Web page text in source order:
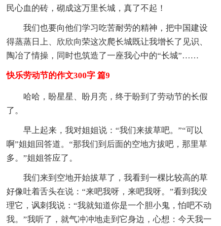
民心血的砖，砌成这万里长城，真了不起！
我们也要向他们学习吃苦耐劳的精神，把中国建设
得蒸蒸日上、欣欣向荣这次爬长城既让我增长了见识、
陶冶了情操，同时也筑造了一座我心中的“长城”……
快乐劳动节的作文300字 篇9
哈哈，盼星星、盼月亮，终于盼到了劳动节的长假
了。
早上起来，我对姐姐说：“我们来拔草吧。”“可以
啊”姐姐回答道。“那我们到后面的空地方拔吧，那里草
多。”姐姐答应了。
我们来到空地开始拔草了，我看到一棵比较高的草
好像吐着舌头在说：“来吧我呀，来吧我呀。”看到我没
理它，讽刺我说：“我就知道你是一个胆小鬼，怕吧不动
我。”我听了，就气冲冲地走到它身边，心想：今天我一